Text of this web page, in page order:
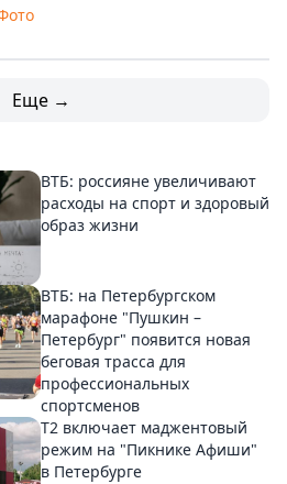
Еще →
ВТБ: россияне увеличивают
расходы на спорт и здоровый
образ жизни
ВТБ: на Петербургском
марафоне "Пушкин –
Петербург" появится новая
беговая трасса для
профессиональных
спортсменов
Т2 включает маджентовый
режим на "Пикнике Афиши"
в Петербурге